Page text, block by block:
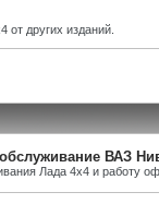
других изданий.
ВАЗ
Лада 4х4 и работу